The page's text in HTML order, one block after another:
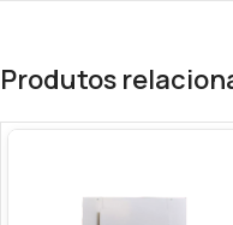
Produtos